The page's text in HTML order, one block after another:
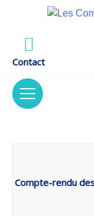
content
Contact
Compte-rendu